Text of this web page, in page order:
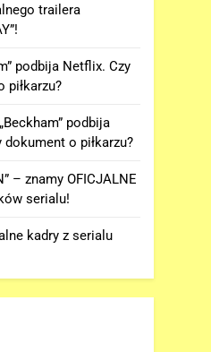
trailera
podbija Netflix. Czy
piłkarzu?
podbija
o piłkarzu?
– znamy OFICJALNE
serialu!
kadry z serialu